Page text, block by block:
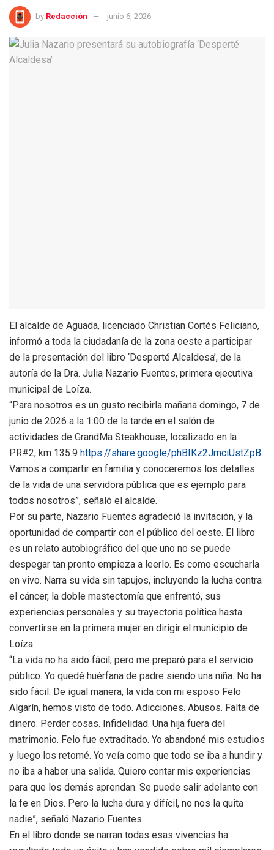
by Redacción junio 6, 2026
El alcalde de Aguada, licenciado Christian Cortés Feliciano,
informó a toda la ciudadanía de la zona oeste a participar
de la presentación del libro ‘Desperté Alcaldesa’, de la
autoría de la Dra. Julia Nazario Fuentes, primera ejecutiva
municipal de Loíza.
“Para nosotros es un gusto recibirla mañana domingo, 7 de
junio de 2026 a la 1:00 de la tarde en el salón de
actividades de GrandMa Steakhouse, localizado en la
PR#2, km 135.9 https://share.google/phBIKz2JmciUstZpB.
Vamos a compartir en familia y conoceremos los detalles
de la vida de una servidora pública que es ejemplo para
todos nosotros”, señaló el alcalde.
Por su parte, Nazario Fuentes agradeció la invitación, y la
oportunidad de compartir con el público del oeste. El libro
es un relato autobiográfico del que uno no se puede
despegar tan pronto empieza a leerlo. Es como escucharla
en vivo. Narra su vida sin tapujos, incluyendo la lucha contra
el cáncer, la doble mastectomía que enfrentó, sus
experiencias personales y su trayectoria política hasta
convertirse en la primera mujer en dirigir el municipio de
Loíza.
“La vida no ha sido fácil, pero me preparó para el servicio
público. Yo quedé huérfana de padre siendo una niña. No ha
sido fácil. De igual manera, la vida con mi esposo Felo
Algarín, hemos visto de todo. Adicciones. Abusos. Falta de
dinero. Perder cosas. Infidelidad. Una hija fuera del
matrimonio. Felo fue extraditado. Yo abandoné mis estudios
y luego los retomé. Yo veía como que todo se iba a hundir y
no iba a haber una salida. Quiero contar mis experiencias
para que los demás aprendan. Se puede salir adelante con
la fe en Dios. Pero la lucha dura y difícil, no nos la quita
nadie”, señaló Nazario Fuentes.
En el libro donde se narran todas esas vivencias ha